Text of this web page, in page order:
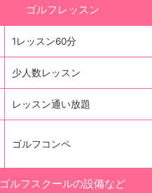
ゴルフレッスン
1レッスン60分
少人数レッスン
レッスン通い放題
ゴルフコンペ
ゴルフスクールの設備など